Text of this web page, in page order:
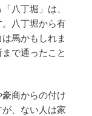
八丁堀」は、
八丁堀から有
馬かもしれま
で通ったこと
商からの付け
、ない人は家